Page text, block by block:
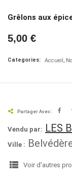
Grêlons aux
5,00 €
Categories: Accueil
Partager Avec :
Vendu par: LES
Ville :
view_list
Voir d'autres